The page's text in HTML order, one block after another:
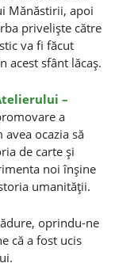
Mănăstirii, apoi
privelişte către
va fi făcut
acest sfânt lăcaş.
–
a
ocazia să
de carte şi
noi înşine
umanităţii.
oprindu-ne
că a fost ucis